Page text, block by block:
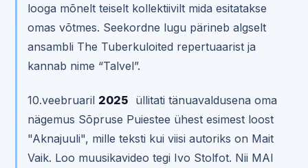
looga mõnelt teiselt kollektiivilt mida esitatakse
omas võtmes. Seekordne lugu pärineb algselt
ansambli The Tuberkuloited repertuaarist ja
kannab nime “Talvel”.
10.veebruaril 2025 üllitati tänuavaldusena oma
nägemus Sõpruse Puiestee ühest esimest loost
"Aknajuuli", mille teksti kui viisi autoriks on Mait
Vaik. Loo muusikavideo tegi Ivo Stolfot. Nii MAI